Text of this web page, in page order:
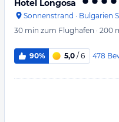
Hotel Longosa
Sonnenstrand · Bulgarien
30 min zum Flughafen · 200
90% 5,0 / 6 478